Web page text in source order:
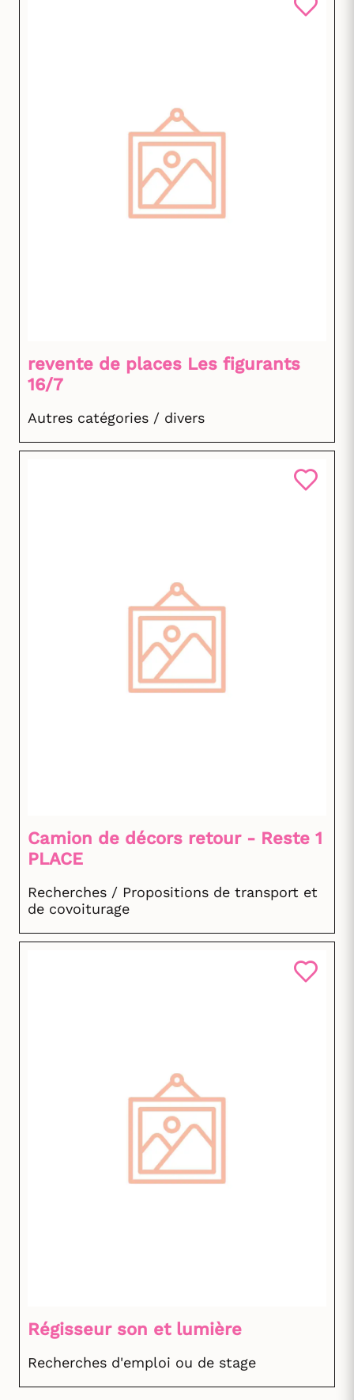
revente de places Les figurants
16/7
Autres catégories / divers
Camion de décors retour - Reste 1
PLACE
Recherches / Propositions de transport et
de covoiturage
Régisseur son et lumière
Recherches d'emploi ou de stage